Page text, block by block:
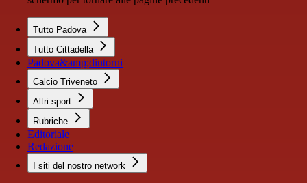
Tutto Padova
Tutto Cittadella
Padova&amp;dintorni
Calcio Triveneto
Altri sport
Rubriche
Editoriale
Redazione
I siti del nostro network